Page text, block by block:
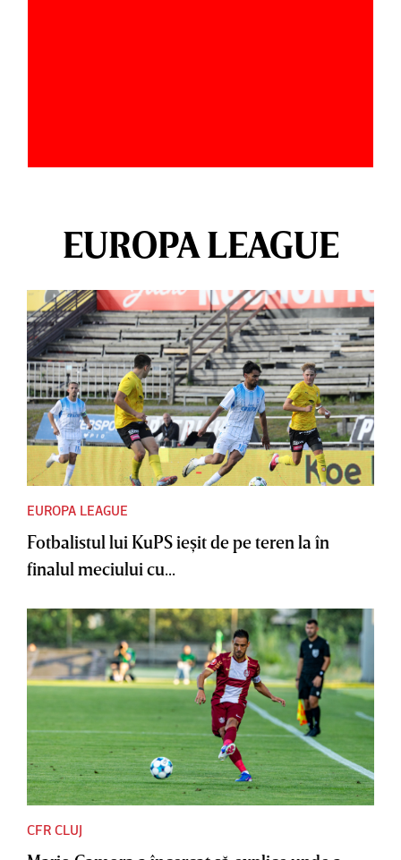
EUROPA LEAGUE
EUROPA LEAGUE
Fotbalistul lui KuPS ieşit de pe teren la în
finalul meciului cu...
CFR CLUJ